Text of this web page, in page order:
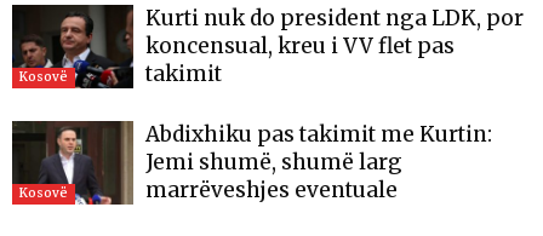
Kosovë
Kurti nuk do president nga LDK, por
koncensual, kreu i VV flet pas
takimit
Kosovë
Abdixhiku pas takimit me Kurtin:
Jemi shumë, shumë larg
marrëveshjes eventuale